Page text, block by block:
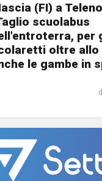
(FI) a
scuolabus
per
oltre allo
le gambe in